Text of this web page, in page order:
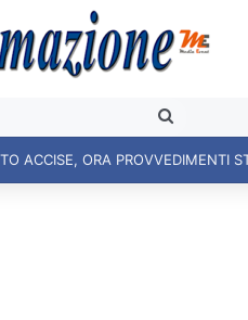
ACCISE, ORA PROVVEDIMENTI